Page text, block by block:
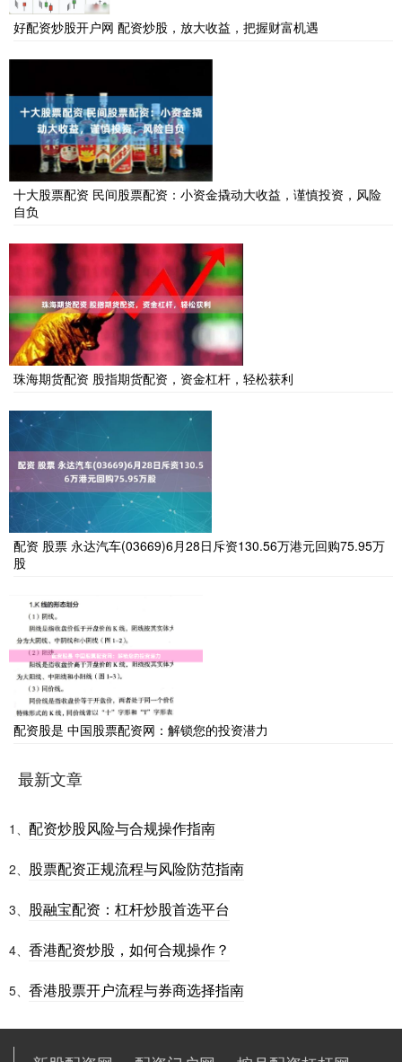
好配资炒股开户网 配资炒股，放大收益，把握财富机遇
十大股票配资 民间股票配资：小资金撬动大收益，谨慎投资，风险
自负
珠海期货配资 股指期货配资，资金杠杆，轻松获利
配资 股票 永达汽车(03669)6月28日斥资130.56万港元回购75.95万
股
配资股是 中国股票配资网：解锁您的投资潜力
最新文章
1、 配资炒股风险与合规操作指南
2、 股票配资正规流程与风险防范指南
3、 股融宝配资：杠杆炒股首选平台
4、 香港配资炒股，如何合规操作？
5、 香港股票开户流程与券商选择指南